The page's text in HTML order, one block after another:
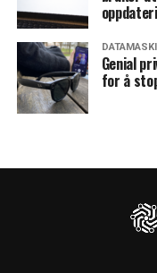
Genial
for å